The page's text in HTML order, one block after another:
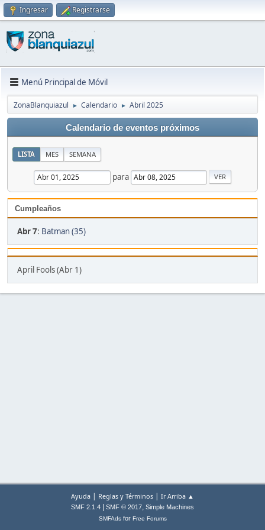
Ingresar Registrarse
Menú Principal de Móvil
ZonaBlanquiazul ► Calendario ► Abril 2025
Calendario de eventos próximos
LISTA MES SEMANA
para
Cumpleaños
Abr 7: Batman (35)
April Fools (Abr 1)
Ayuda | Reglas y Términos | Ir Arriba ▲
SMF 2.1.4 SMF © 2017, Simple Machines
SMFAdsfor Free Forums